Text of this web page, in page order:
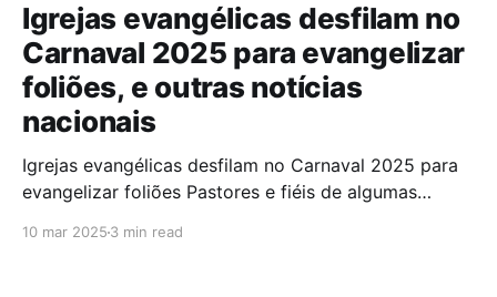
Igrejas evangélicas desfilam no
Carnaval 2025 para evangelizar
foliões, e outras notícias
nacionais
Igrejas evangélicas desfilam no Carnaval 2025 para
evangelizar foliões Pastores e fiéis de algumas
10 mar 2025 3 min read